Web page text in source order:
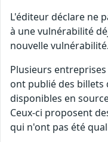
L'éditeur déclare ne
à une vulnérabilité
nouvelle vulnérabilité.
Plusieurs
ont publié des
disponibles en
Ceux-ci proposent
qui n'ont pas été